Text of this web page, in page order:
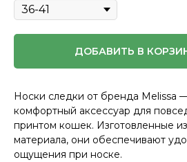
ДОБАВИТЬ В
Носки следки от бренда Melissa
комфортный аксессуар для
принтом кошек. Изготовленные
материала, они обеспечивают
ощущения при носке.